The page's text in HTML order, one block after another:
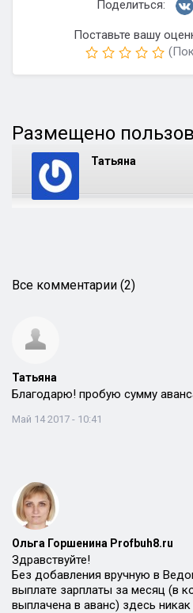
Поделиться:
Поставьте вашу
Размещено
Татьяна
Все комментарии (2)
Татьяна
Благодарю! пробую сумму
Май 14 2017 - 10:41
Ольга Горшенина Profbuh8.ru
Здравствуйте!
Без добавления вручную в
выплате зарплаты за месяц (в
выплачена в аванс) здесь